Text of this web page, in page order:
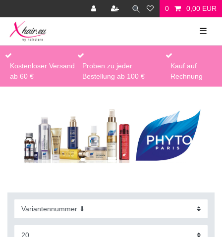
0 0,00 EUR
☰
Kostenloser Versand
ab 60 €
Proben zu jeder
Bestellung ab 100 €
Kauf auf
Rechnung